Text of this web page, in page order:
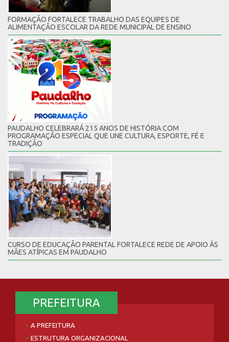
FORMAÇÃO FORTALECE TRABALHO DAS EQUIPES DE
ALIMENTAÇÃO ESCOLAR DA REDE MUNICIPAL DE ENSINO
PAUDALHO CELEBRARÁ 215 ANOS DE HISTÓRIA COM
PROGRAMAÇÃO ESPECIAL QUE UNE CULTURA, ESPORTE, FÉ E
TRADIÇÃO
CURSO DE EDUCAÇÃO PARENTAL FORTALECE REDE DE APOIO ÀS
MÃES ATÍPICAS EM PAUDALHO
PREFEITURA
A PREFEITURA
ESTRUTURA ORGANIZACIONAL